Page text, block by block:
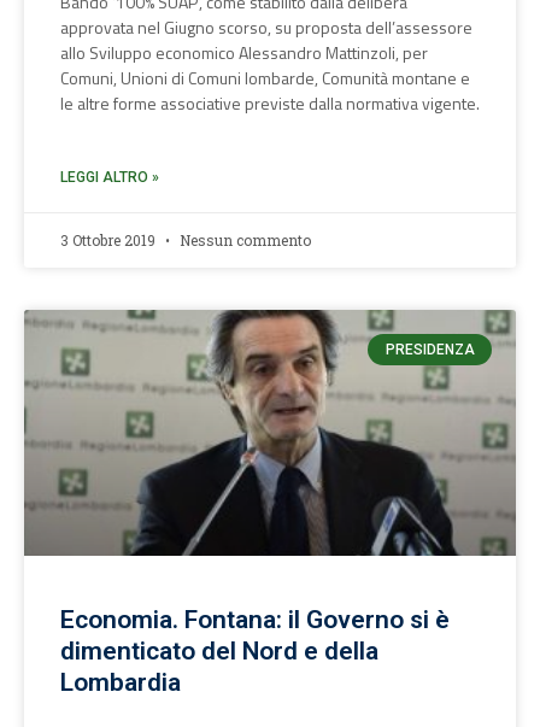
approvata nel Giugno scorso, su proposta dell’assessore
allo Sviluppo economico Alessandro Mattinzoli, per
Comuni, Unioni di Comuni lombarde, Comunità montane e
le altre forme associative previste dalla normativa vigente.
LEGGI ALTRO »
3 Ottobre 2019 Nessun commento
PRESIDENZA
Economia. Fontana: il Governo si è
dimenticato del Nord e della
Lombardia